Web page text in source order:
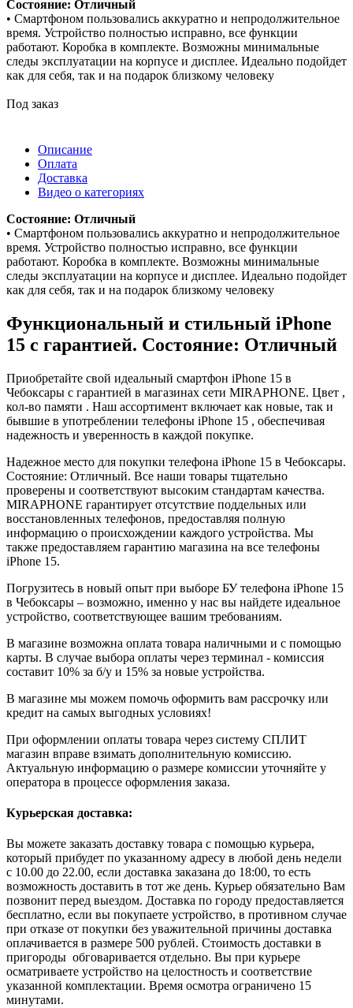
Состояние: Отличный
• Смартфоном пользовались аккуратно и непродолжительное
время. Устройство полностью исправно, все функции
работают. Коробка в комплекте. Возможны минимальные
следы эксплуатации на корпусе и дисплее. Идеально подойдет
как для себя, так и на подарок близкому человеку
Под заказ
Описание
Оплата
Доставка
Видео о категориях
Состояние: Отличный
• Смартфоном пользовались аккуратно и непродолжительное
время. Устройство полностью исправно, все функции
работают. Коробка в комплекте. Возможны минимальные
следы эксплуатации на корпусе и дисплее. Идеально подойдет
как для себя, так и на подарок близкому человеку
Функциональный и стильный iPhone
15 с гарантией. Состояние: Отличный
Приобретайте свой идеальный смартфон iPhone 15 в
Чебоксары с гарантией в магазинах сети MIRAPHONE. Цвет ,
кол-во памяти . Наш ассортимент включает как новые, так и
бывшие в употреблении телефоны iPhone 15 , обеспечивая
надежность и уверенность в каждой покупке.
Надежное место для покупки телефона iPhone 15 в Чебоксары.
Состояние: Отличный. Все наши товары тщательно
проверены и соответствуют высоким стандартам качества.
MIRAPHONE гарантирует отсутствие поддельных или
восстановленных телефонов, предоставляя полную
информацию о происхождении каждого устройства. Мы
также предоставляем гарантию магазина на все телефоны
iPhone 15.
Погрузитесь в новый опыт при выборе БУ телефона iPhone 15
в Чебоксары – возможно, именно у нас вы найдете идеальное
устройство, соответствующее вашим требованиям.
В магазине возможна оплата товара наличными и с помощью
карты. В случае выбора оплаты через терминал - комиссия
составит 10% за б/у и 15% за новые устройства.
В магазине мы можем помочь оформить вам рассрочку или
кредит на самых выгодных условиях!
При оформлении оплаты товара через систему СПЛИТ
магазин вправе взимать дополнительную комиссию.
Актуальную информацию о размере комиссии уточняйте у
оператора в процессе оформления заказа.
Курьерская доставка:
Вы можете заказать доставку товара с помощью курьера,
который прибудет по указанному адресу в любой день недели
с 10.00 до 22.00, если доставка заказана до 18:00, то есть
возможность доставить в тот же день. Курьер обязательно Вам
позвонит перед выездом. Доставка по городу предоставляется
бесплатно, если вы покупаете устройство, в противном случае
при отказе от покупки без уважительной причины доставка
оплачивается в размере 500 рублей. Стоимость доставки в
пригороды обговаривается отдельно. Вы при курьере
осматриваете устройство на целостность и соответствие
указанной комплектации. Время осмотра ограничено 15
минутами.